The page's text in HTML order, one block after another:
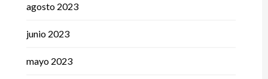
agosto 2023
junio 2023
mayo 2023